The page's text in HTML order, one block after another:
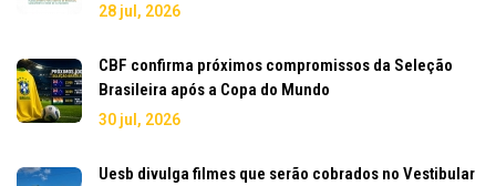
28 jul, 2026
CBF confirma próximos compromissos da Seleção
Brasileira após a Copa do Mundo
30 jul, 2026
Uesb divulga filmes que serão cobrados no Vestibular